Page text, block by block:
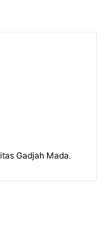
Gadjah Mada.